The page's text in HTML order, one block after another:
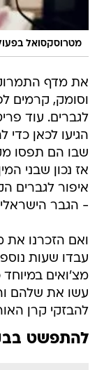
מטרוסקסואל
את מדף
וסומק, קרמים
לגברים. עוד
הגיעו לכאן
שבו הם תפסו
אז נכון שבני
איפור לגברים
- הגבר הישראלי
ואם הזכרנו את
עבדו שעות
מצ'ואים במיוחד
עשו את שלהם
להבזקי קרן
להתפשט